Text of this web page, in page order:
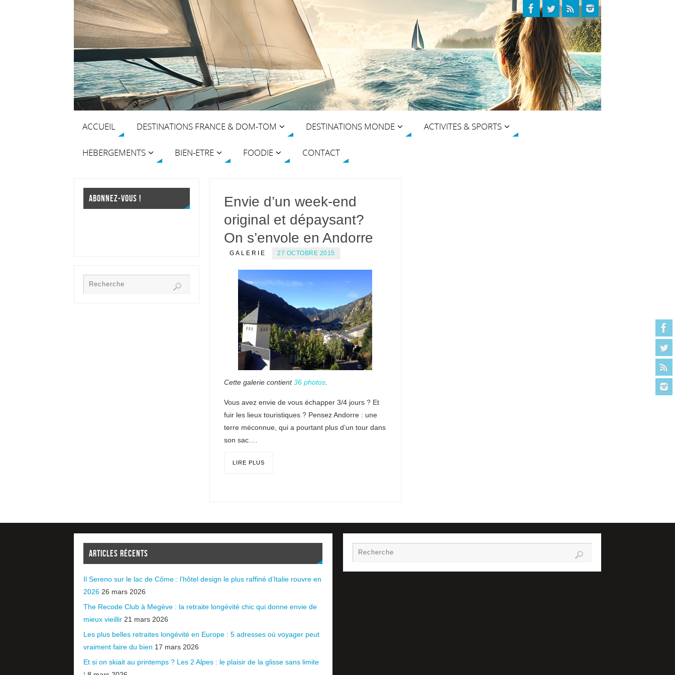
ACCUEIL DESTINATIONS FRANCE & DOM-TOM DESTINATIONS MONDE ACTIVITES & SPORTS
HEBERGEMENTS BIEN-ETRE FOODIE CONTACT
Envie d’un week-end
original et dépaysant?
On s’envole en Andorre
GALERIE 27 OCTOBRE 2015
Cette galerie contient36 photos
Vous avez envie de vous échapper 3/4 jours ? Et
fuir les lieux touristiques ? Pensez Andorre : une
terre méconnue, qui a pourtant plus d’un tour dans
son sac.…
LIRE PLUS
ABONNEZ-VOUS !
ARTICLES RÉCENTS
Il Sereno sur le lac de Côme : l’hôtel design le plus raffiné d’Italie rouvre en
2026 26 mars 2026
The Recode Club à Megève : la retraite longévité chic qui donne envie de
mieux vieillir 21 mars 2026
Les plus belles retraites longévité en Europe : 5 adresses où voyager peut
vraiment faire du bien 17 mars 2026
Et si on skiait au printemps ? Les 2 Alpes : le plaisir de la glisse sans limite